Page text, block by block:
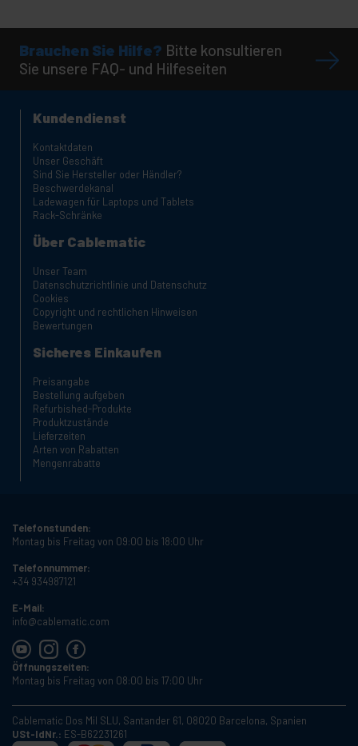
Brauchen Sie Hilfe? Bitte konsultieren
Sie unsere FAQ- und Hilfeseiten
Kundendienst
Kontaktdaten
Unser Geschäft
Sind Sie Hersteller oder Händler?
Beschwerdekanal
Ladewagen für Laptops und Tablets
Rack-Schränke
Über Cablematic
Unser Team
Datenschutzrichtlinie und Datenschutz
Cookies
Copyright und rechtlichen Hinweisen
Bewertungen
Sicheres Einkaufen
Preisangabe
Bestellung aufgeben
Refurbished-Produkte
Produktzustände
Lieferzeiten
Arten von Rabatten
Mengenrabatte
Telefonstunden:
Montag bis Freitag von 09:00 bis 18:00 Uhr
Telefonnummer:
+34 934987121
E-Mail:
info@cablematic.com
Öffnungszeiten:
Montag bis Freitag von 08:00 bis 17:00 Uhr
Cablematic Dos Mil SLU, Santander 61, 08020 Barcelona, Spanien
USt-IdNr.: ES-B62231261